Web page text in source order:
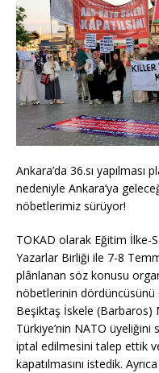
Ankara’da 36.sı
nedeniyle Ankara’ya
nöbetlerimiz sürüyor!
TOKAD olarak Eğitim İlke-
Yazarlar Birliği ile 7-8
plânlanan söz konusu
nöbetlerinin
Beşiktaş İskele (Barbaros)
Türkiye’nin NATO üyeliğini
iptal edilmesini talep ettik
kapatılmasını istedik.